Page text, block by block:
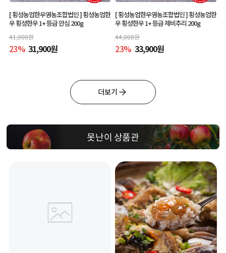
[ 횡성농업한우영농조합법인 ]횡성농업한
우 횡성한우 1+ 등급 안심 200g
41,000원
23% 31,900원
[ 횡성농업한우영농조합법인 ]횡성농업한
우 횡성한우 1+ 등급 제비추리 200g
44,000원
23% 33,900원
더보기
못난이 상품관